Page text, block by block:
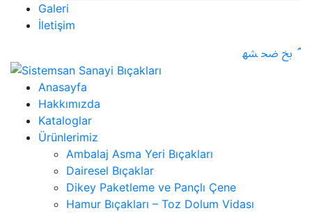
Galeri
İletişim
Anasayfa
Hakkımızda
Kataloglar
Ürünlerimiz
Ambalaj Asma Yeri Bıçakları
Dairesel Bıçaklar
Dikey Paketleme ve Pançlı Çene
Hamur Bıçakları – Toz Dolum Vidası